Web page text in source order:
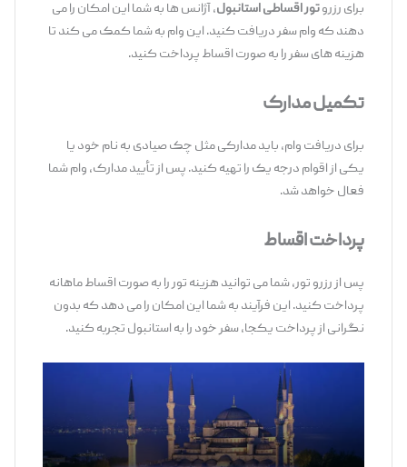
برای رزروتور اقساطی استانبول، آژانس‌ ها به شما این امکان را می
‌دهند که وام سفر دریافت کنید. این وام به شما کمک می‌ کند تا
هزینه‌ های سفر را به صورت اقساط پرداخت کنید.
تکمیل مدارک
برای دریافت وام، باید مدارکی مثل چک صیادی به نام خود یا
یکی از اقوام درجه یک را تهیه کنید. پس از تأیید مدارک، وام شما
فعال خواهد شد.
پرداخت اقساط
پس از رزرو تور، شما می ‌توانید هزینه تور را به صورت اقساط ماهانه
پرداخت کنید. این فرآیند به شما این امکان را می ‌دهد که بدون
نگرانی از پرداخت یکجا، سفر خود را به استانبول تجربه کنید.